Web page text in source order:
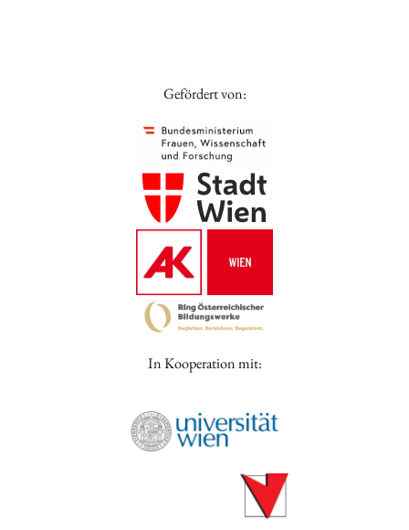
Gefördert von:
In Kooperation mit: